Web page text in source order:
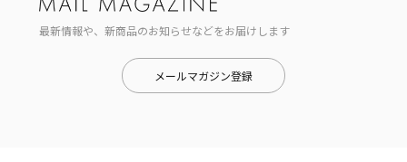
最新情報や、新商品のお知らせなどをお届けします
メールマガジン登録